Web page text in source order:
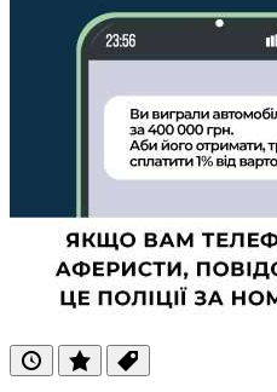
ОстанніПопулярні
Теги